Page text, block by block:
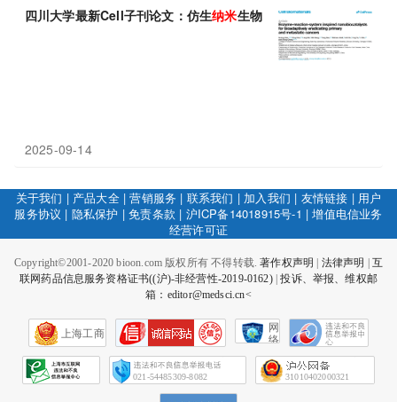
四川大学最新Cell子刊论文：仿生纳米生物 催化剂，让冷肿瘤变热
2025-09-14
关于我们 | 产品大全|营销服务 | 联系我们 | 加入我们 | 友情链接 | 用户
服务协议 | 隐私保护 |免责条款 | 沪ICP备14018915号-1 |增值电信业务
经营许可证
Copyright©2001-2020 bioon.com 版权所有 不得转载.著作权声明 法律声明
互
联网药品信息服务资格证书((沪)-非经营性-2019-0162)|投诉、举报、维权邮
箱：editor@medsci.cn<
上海工商
网
络
会
征
021-54485309-8082 31010402000321